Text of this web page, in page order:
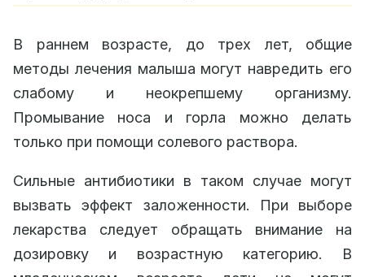
В раннем возрасте, до трех лет, общие
методы лечения малыша могут навредить его
слабому и неокрепшему организму.
Промывание носа и горла можно делать
только при помощи солевого раствора.
Сильные антибиотики в таком случае могут
вызвать эффект заложенности. При выборе
лекарства следует обращать внимание на
дозировку и возрастную категорию. В